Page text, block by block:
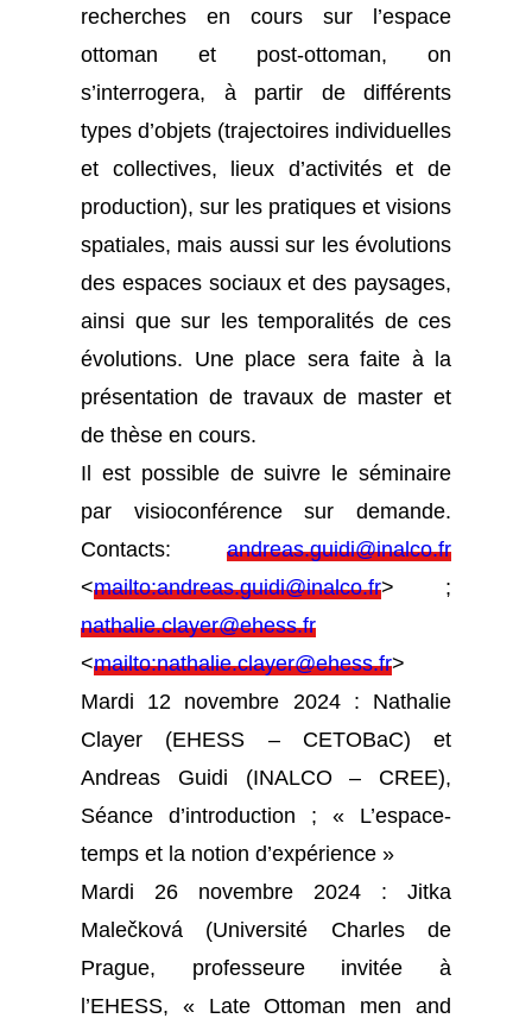
recherches en cours sur l’espace
ottoman et post-ottoman, on
s’interrogera, à partir de différents
types d’objets (trajectoires individuelles
et collectives, lieux d’activités et de
production), sur les pratiques et visions
spatiales, mais aussi sur les évolutions
des espaces sociaux et des paysages,
ainsi que sur les temporalités de ces
évolutions. Une place sera faite à la
présentation de travaux de master et
de thèse en cours.
Il est possible de suivre le séminaire
par visioconférence sur demande.
Contacts: andreas.guidi@inalco.fr
<mailto:andreas.guidi@inalco.fr> ;
nathalie.clayer@ehess.fr
<mailto:nathalie.clayer@ehess.fr>
Mardi 12 novembre 2024 : Nathalie
Clayer (EHESS – CETOBaC) et
Andreas Guidi (INALCO – CREE),
Séance d’introduction ; « L’espace-
temps et la notion d’expérience »
Mardi 26 novembre 2024 : Jitka
Malečková (Université Charles de
Prague, professeure invitée à
l’EHESS, « Late Ottoman men and